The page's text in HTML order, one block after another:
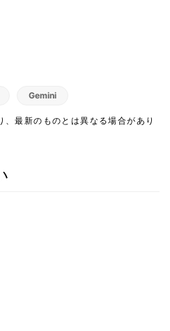
Gemini
最新のものとは異なる場合があり